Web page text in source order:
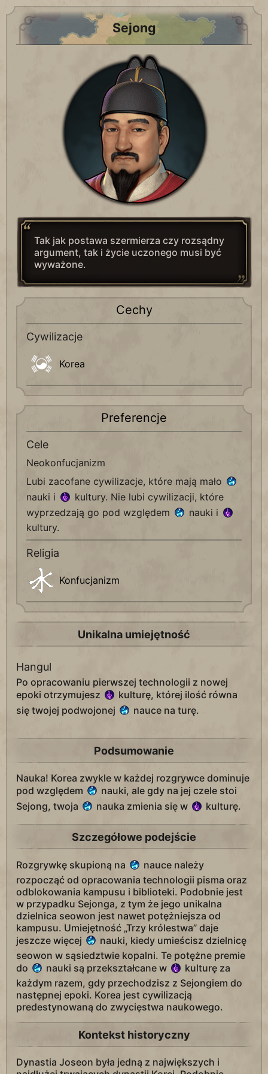
Sejong
Tak jak postawa szermierza czy rozsądny
argument, tak i życie uczonego musi być
wyważone.
Cechy
Cywilizacje
Korea
Preferencje
Cele
Neokonfucjanizm
Lubi zacofane cywilizacje, które mają mało
nauki i
kultury. Nie lubi cywilizacji, które
wyprzedzają go pod względem
nauki i
kultury.
Religia
Konfucjanizm
Unikalna umiejętność
Hangul
Po opracowaniu pierwszej technologii z nowej
epoki otrzymujesz
kulturę, której ilość równa
się twojej podwojonej
nauce na turę.
Podsumowanie
Nauka! Korea zwykle w każdej rozgrywce dominuje
pod względem
nauki, ale gdy na jej czele stoi
Sejong, twoja
nauka zmienia się w kulturę.
Szczegółowe podejście
Rozgrywkę skupioną na
nauce należy
rozpocząć od opracowania technologii pisma oraz
odblokowania kampusu i biblioteki. Podobnie jest
w przypadku Sejonga, z tym że jego unikalna
dzielnica seowon jest nawet potężniejsza od
kampusu. Umiejętność „Trzy królestwa” daje
jeszcze więcej
nauki, kiedy umieścisz dzielnicę
seowon w sąsiedztwie kopalni. Te potężne premie
do
nauki są przekształcane w
kulturę za
każdym razem, gdy przechodzisz z Sejongiem do
następnej epoki. Korea jest cywilizacją
predestynowaną do zwycięstwa naukowego.
Kontekst historyczny
Dynastia Joseon była jedną z największych i